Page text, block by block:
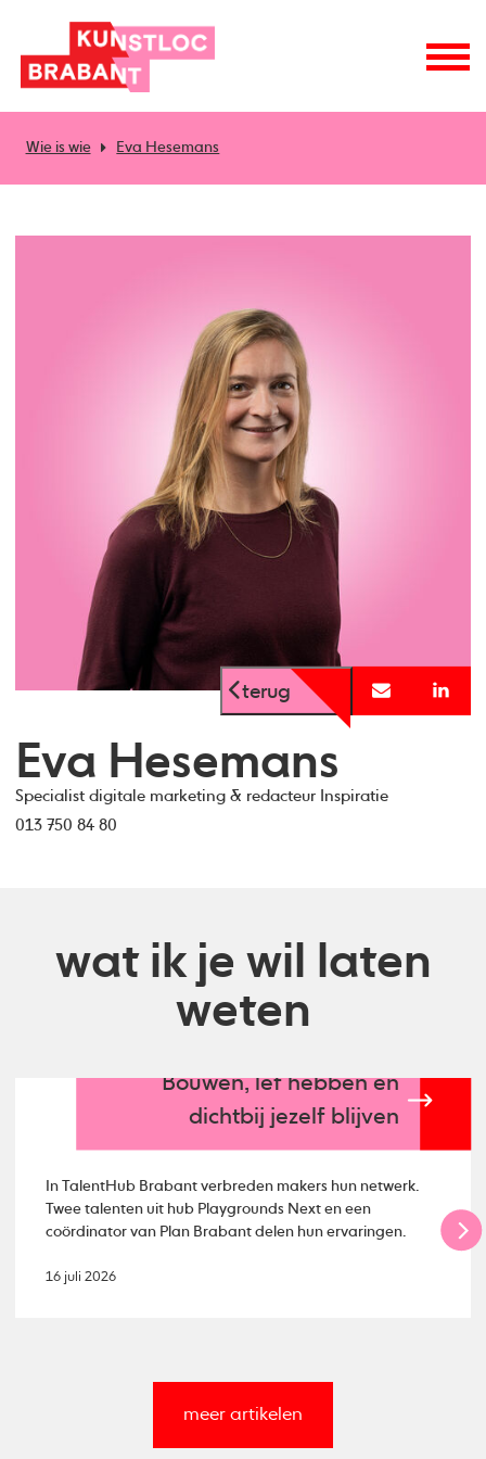
Wie is wie Eva Hesemans
terug
Eva Hesemans
Specialist digitale marketing & redacteur Inspiratie
013 750 84 80
wat ik je wil laten
weten
Bouwen, lef hebben en
dichtbij jezelf blijven
In TalentHub Brabant verbreden makers hun netwerk.
Twee talenten uit hub Playgrounds Next en een
coördinator van Plan Brabant delen hun ervaringen.
16 juli 2026
meer artikelen